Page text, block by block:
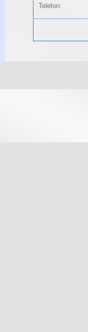
Telefon: